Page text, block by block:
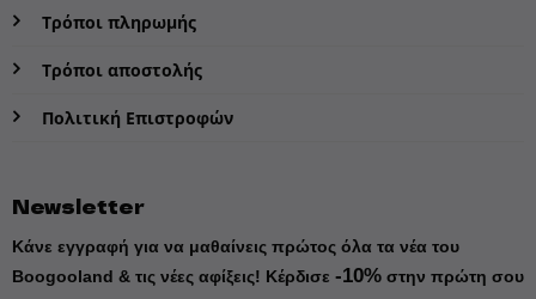
Τρόποι πληρωμής
Τρόποι αποστολής
Πολιτική Επιστροφών
Newsletter
Κάνε εγγραφή για να μαθαίνεις πρώτος όλα τα νέα του
Boogooland & τις νέες αφίξεις! Κέρδισε -10%στην πρώτη σου